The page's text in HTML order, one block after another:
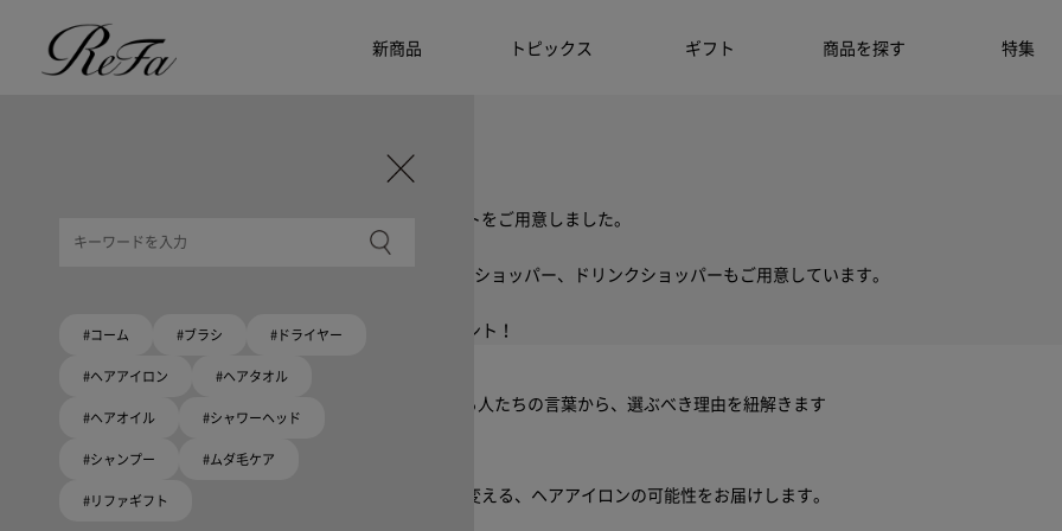
新商品 トピックス ギフト 商品を探す 特集
ReFa商品をご紹介します。プレゼント選びの参考に。
限定ラッピングバック・ショッパーまたはギフトスリーブセットをご用意しました。
大切な人への贈り物にリファオリジナルショッパー
リファロゴが入った、白色のショッパーを6サイズ、ピンク色のショッパー、ドリンクショッパーもご用意しています。
期間限定で対象商品のご購入でオリジナルショッパーをプレゼント！
Because ReFa | 上質な美しさを、妥協しない人へ
高機能ドライヤー Xモデルに宿る美学。上質な美しさを追求する人たちの言葉から、選ぶべき理由を紐解きます
いい髪めざす、大人たちへ。
髪がきれいって嬉しい。「でもヘアケアは大変」という概念を変える、ヘアアイロンの可能性をお届けします。
#コーム #ブラシ #ドライヤー
#ヘアアイロン #ヘアタオル
#ヘアオイル #シャワーヘッド
#シャンプー #ムダ毛ケア
#リファギフト